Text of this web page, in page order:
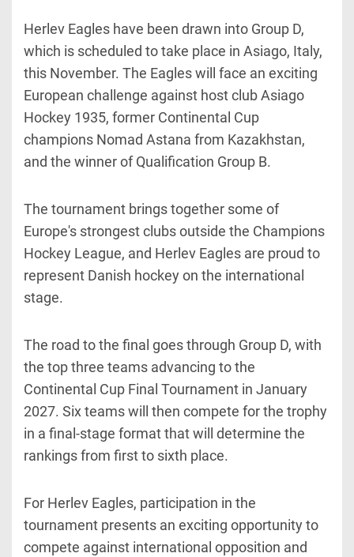
Herlev Eagles have been drawn into Group D,
which is scheduled to take place in Asiago, Italy,
this November. The Eagles will face an exciting
European challenge against host club Asiago
Hockey 1935, former Continental Cup
champions Nomad Astana from Kazakhstan,
and the winner of Qualification Group B.
The tournament brings together some of
Europe's strongest clubs outside the Champions
Hockey League, and Herlev Eagles are proud to
represent Danish hockey on the international
stage.
The road to the final goes through Group D, with
the top three teams advancing to the
Continental Cup Final Tournament in January
2027. Six teams will then compete for the trophy
in a final-stage format that will determine the
rankings from first to sixth place.
For Herlev Eagles, participation in the
tournament presents an exciting opportunity to
compete against international opposition and